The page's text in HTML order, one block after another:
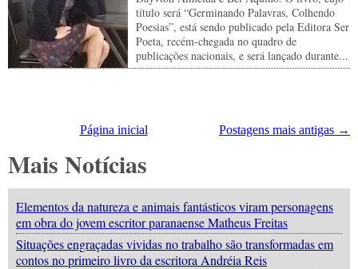
título será “Germinando Palavras, Colhendo
Poesias”, está sendo publicado pela Editora Ser
Poeta, recém-chegada no quadro de
publicações nacionais, e será lançado durante...
Postagens mais antigas →
Página inicial
Mais Notícias
Elementos da natureza e animais fantásticos viram personagens
em obra do jovem escritor paranaense Matheus Freitas
Situações engraçadas vividas no trabalho são transformadas em
contos no primeiro livro da escritora Andréia Reis